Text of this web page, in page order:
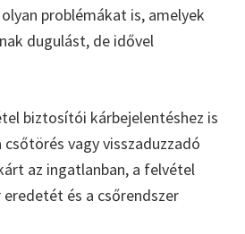
problémákat is, amelyek
dugulást, de idővel
biztosítói kárbejelentéshez is
vagy visszaduzzadó
az ingatlanban, a felvétel
és a csőrendszer